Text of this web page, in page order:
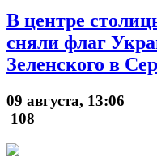
В центре
сняли флаг
Зеленского в
09 августа, 13:06
108